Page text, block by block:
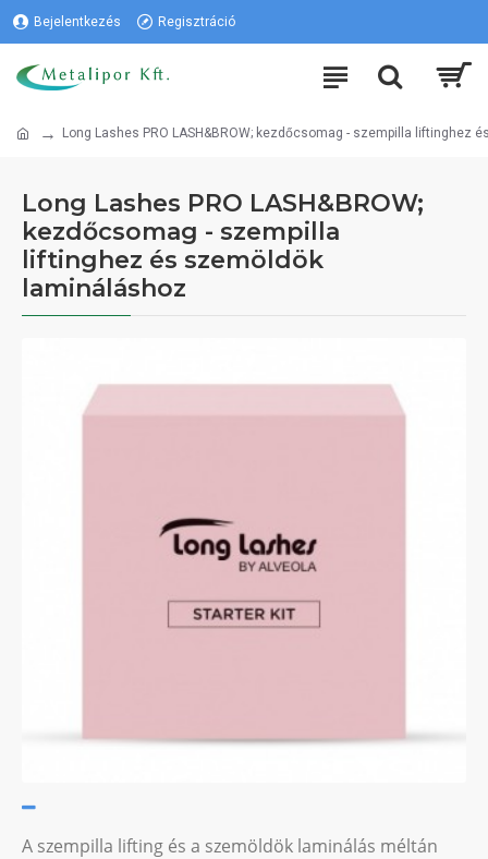
Bejelentkezés Regisztráció
Long Lashes PRO LASH&BROW; kezdőcsomag - szempilla liftinghez
Long Lashes PRO LASH&BROW;
kezdőcsomag - szempilla
liftinghez és szemöldök
lamináláshoz
A szempilla lifting és a szemöldök laminálás méltán